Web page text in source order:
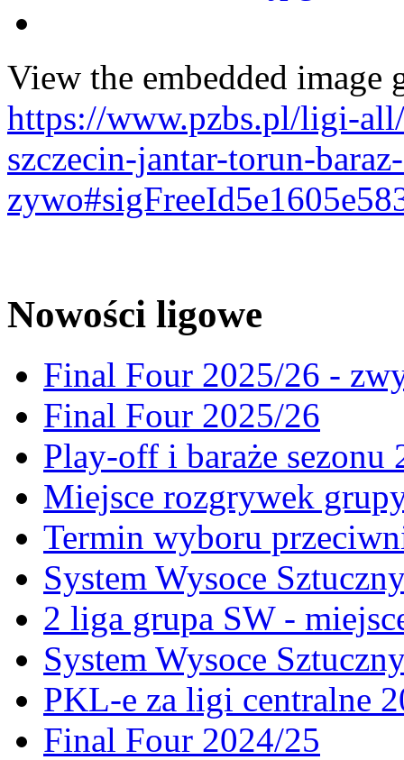
View the embedded image
https://www.pzbs.pl/ligi-
szczecin-jantar-torun-
Nowości ligowe
Final Four 2025/26 -
Final Four 2025/26
Play-off i baraże sezonu
Miejsce rozgrywek
Termin wyboru
System Wysoce
2 liga grupa SW -
System Wysoce
PKL-e za ligi centralne
Final Four 2024/25